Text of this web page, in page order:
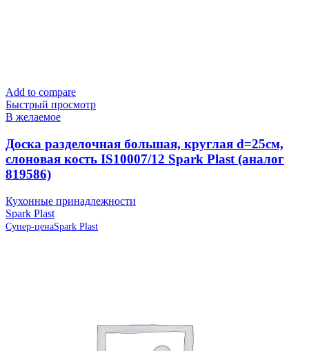
Add to compare
Быстрый просмотр
В желаемое
Доска разделочная большая, круглая d=25см,
слоновая кость IS10007/12 Spark Plast (аналог
819586)
Кухонные принадлежности
Spark Plast
Супер-ценаSpark Plast